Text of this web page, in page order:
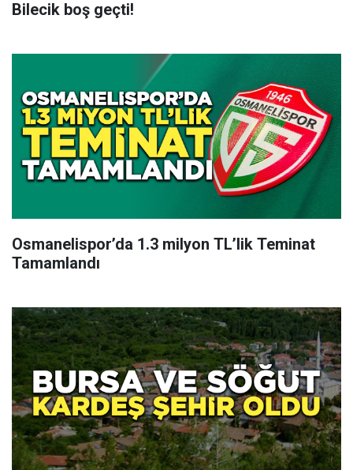
Bilecik boş geçti!
Osmanelispor’da 1.3 milyon TL’lik Teminat
Tamamlandı